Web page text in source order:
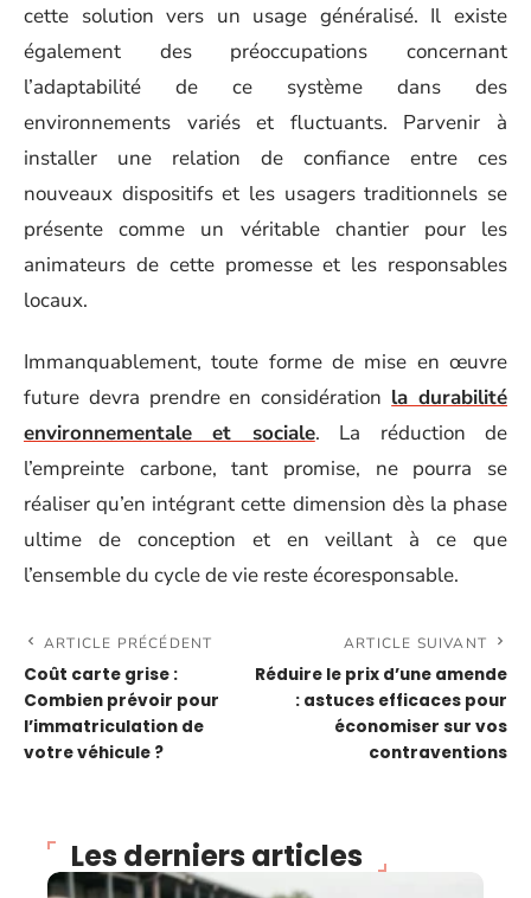
cette solution vers un usage généralisé. Il existe
également des préoccupations concernant
l’adaptabilité de ce système dans des
environnements variés et fluctuants. Parvenir à
installer une relation de confiance entre ces
nouveaux dispositifs et les usagers traditionnels se
présente comme un véritable chantier pour les
animateurs de cette promesse et les responsables
locaux.
Immanquablement, toute forme de mise en œuvre
future devra prendre en considération la durabilité
environnementale et sociale. La réduction de
l’empreinte carbone, tant promise, ne pourra se
réaliser qu’en intégrant cette dimension dès la phase
ultime de conception et en veillant à ce que
l’ensemble du cycle de vie reste écoresponsable.
ARTICLE PRÉCÉDENT
Coût carte grise :
Combien prévoir pour
l’immatriculation de
votre véhicule ?
ARTICLE SUIVANT
Réduire le prix d’une amende
: astuces efficaces pour
économiser sur vos
contraventions
Les derniers articles